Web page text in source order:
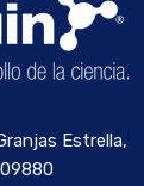
Estrella,
09880